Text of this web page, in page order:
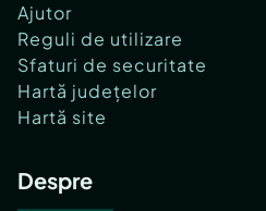
Ajutor
Reguli de utilizare
Sfaturi de securitate
Hartă județelor
Hartă site
Despre